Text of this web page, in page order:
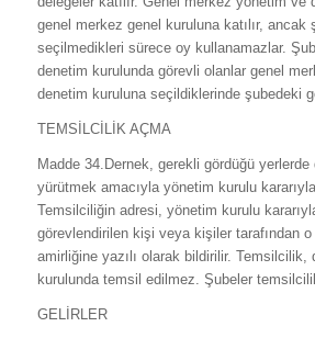
genel merkez genel kuruluna katılır, ancak
seçilmedikleri sürece oy kullanamazlar.
denetim kurulunda görevli olanlar genel
denetim kuruluna seçildiklerinde şubedeki
TEMSİLCİLİK AÇMA
Madde 34.Dernek, gerekli gördüğü
yürütmek amacıyla yönetim kurulu
Temsilciliğin adresi, yönetim kurulu
görevlendirilen kişi veya kişiler tarafından
amirliğine yazılı olarak bildirilir. Temsilcilik,
kurulunda temsil edilmez. Şubeler
GELİRLER